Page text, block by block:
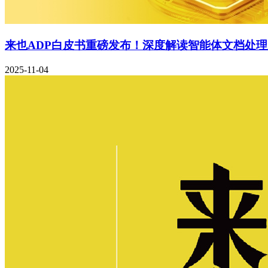
来也ADP白皮书重磅发布！深度解读智能体文档处
2025-11-04